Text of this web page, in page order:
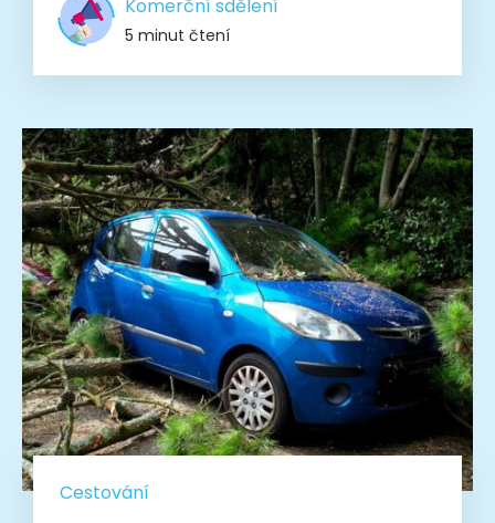
Komerční sdělení
5 minut čtení
Cestování